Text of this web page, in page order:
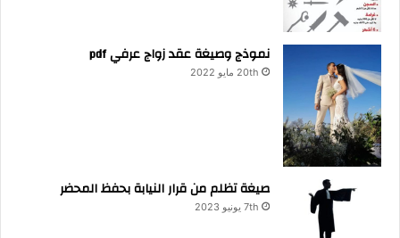
نموذج وصيغة عقد زواج عرفي pdf
20th مايو 2022
صيغة تظلم من قرار النيابة بحفظ المحضر
7th يونيو 2023